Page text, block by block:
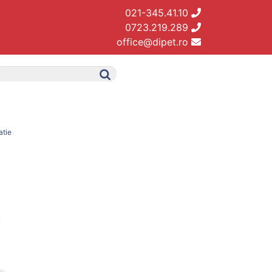
021-345.41.10
0723.219.289
office@dipet.ro